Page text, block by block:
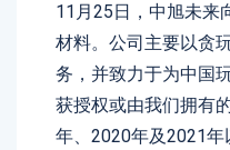
11月25日，中旭未来
材料。公司主要以贪
务，并致力于为中国
获授权或由我们拥有
年、2020年及2021